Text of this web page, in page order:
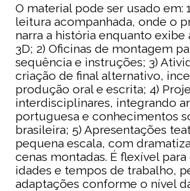
O material pode ser usado em:
leitura acompanhada, onde o
narra a história enquanto exibe
3D; 2) Oficinas de montagem
sequência e instruções; 3)
criação de final alternativo,
produção oral e escrita; 4)
interdisciplinares, integrando
portuguesa e conhecimentos
brasileira; 5) Apresentações
pequena escala, com
cenas montadas. É flexível
idades e tempos de trabalho,
adaptações conforme o nível